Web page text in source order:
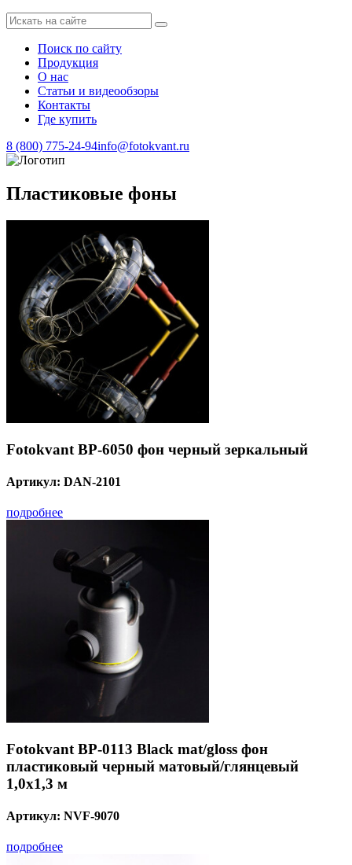
Поиск по сайту
Продукция
О нас
Статьи и видеообзоры
Контакты
Где купить
8 (800) 775-24-94info@fotokvant.ru
Пластиковые фоны
Fotokvant BP-6050 фон черный зеркальный
Артикул: DAN-2101
подробнее
Fotokvant BP-0113 Black mat/gloss фон
пластиковый черный матовый/глянцевый
1,0x1,3 м
Артикул: NVF-9070
подробнее